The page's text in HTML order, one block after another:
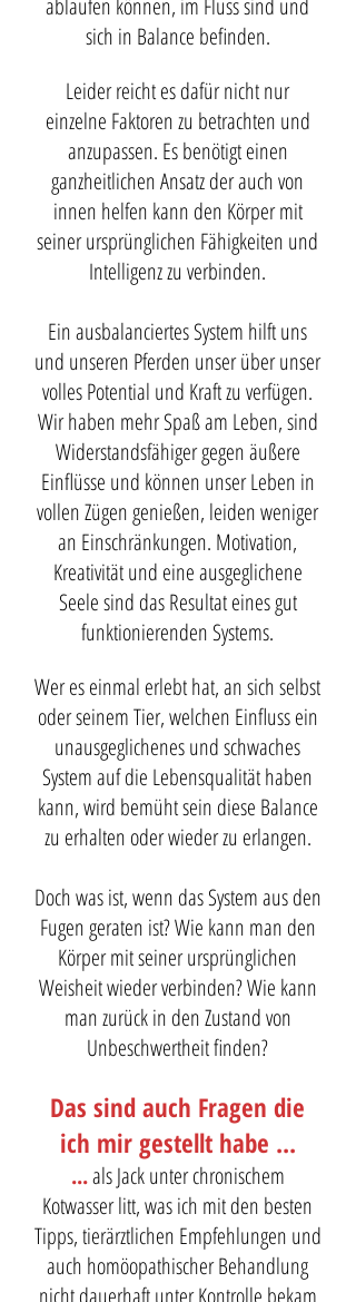
ablaufen können, im Fluss sind und
sich in Balance befinden.
Leider reicht es dafür nicht nur
einzelne Faktoren zu betrachten und
anzupassen. Es benötigt einen
ganzheitlichen Ansatz der auch von
innen helfen kann den Körper mit
seiner ursprünglichen Fähigkeiten und
Intelligenz zu verbinden.
Ein ausbalanciertes System hilft uns
und unseren Pferden unser über unser
volles Potential und Kraft zu verfügen.
Wir haben mehr Spaß am Leben, sind
Widerstandsfähiger gegen äußere
Einflüsse und können unser Leben in
vollen Zügen genießen, leiden weniger
an Einschränkungen. Motivation,
Kreativität und eine ausgeglichene
Seele sind das Resultat eines gut
funktionierenden Systems.
Wer es einmal erlebt hat, an sich selbst
oder seinem Tier, welchen Einfluss ein
unausgeglichenes und schwaches
System auf die Lebensqualität haben
kann, wird bemüht sein diese Balance
zu erhalten oder wieder zu erlangen.
Doch was ist, wenn das System aus den
Fugen geraten ist? Wie kann man den
Körper mit seiner ursprünglichen
Weisheit wieder verbinden? Wie kann
man zurück in den Zustand von
Unbeschwertheit finden?
Das sind auch Fragen die
ich mir gestellt habe ...
...als Jack unter chronischem
Kotwasser litt, was ich mit den besten
Tipps, tierärztlichen Empfehlungen und
auch homöopathischer Behandlung
nicht dauerhaft unter Kontrolle bekam